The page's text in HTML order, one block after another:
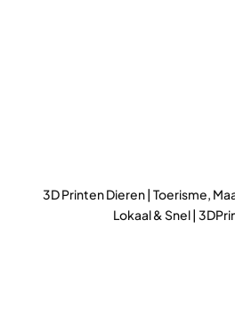
3D Printen Dieren | Toerisme,
Lokaal & Snel |